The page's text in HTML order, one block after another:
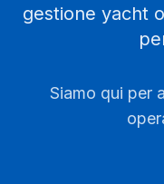
gestione yacht
Siamo qui per